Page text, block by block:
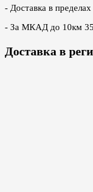
- Доставка в
- За МКАД до 10км
Доставка в